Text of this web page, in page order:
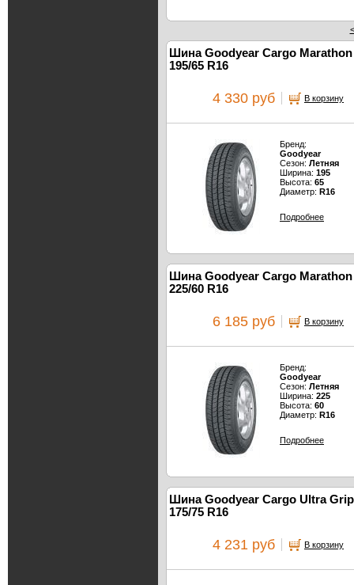
Шина Goodyear Cargo Marathon
195/65 R16
4 330 руб В корзину
Бренд:
Goodyear
Сезон: Летняя
Ширина: 195
Высота: 65
Диаметр: R16
Подробнее
Шина Goodyear Cargo Marathon
225/60 R16
6 185 руб В корзину
Бренд:
Goodyear
Сезон: Летняя
Ширина: 225
Высота: 60
Диаметр: R16
Подробнее
Шина Goodyear Cargo Ultra Grip
175/75 R16
4 231 руб В корзину